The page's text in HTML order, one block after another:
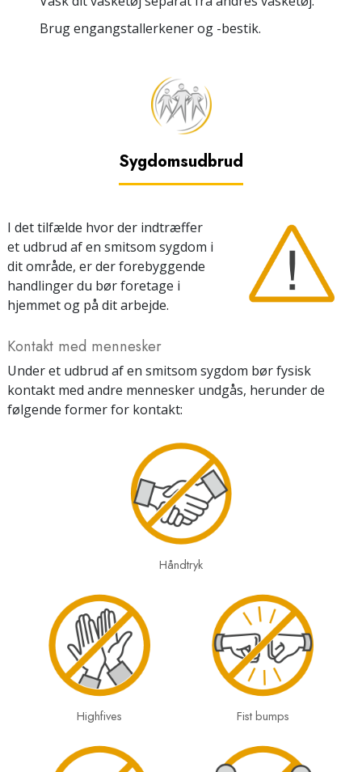
Brug engangstallerkener og -bestik.
Sygdomsudbrud
I det tilfælde hvor der indtræffer
et udbrud af en smitsom sygdom i
dit område, er der forebyggende
handlinger du bør foretage i
hjemmet og på dit arbejde.
Kontakt med mennesker
Under et udbrud af en smitsom sygdom bør fysisk
kontakt med andre mennesker undgås, herunder de
følgende former for kontakt:
Fist bumps
Highfives
Håndtryk